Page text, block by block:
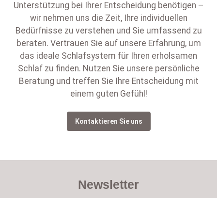
Unterstützung bei Ihrer Entscheidung benötigen –
wir nehmen uns die Zeit, Ihre individuellen
Bedürfnisse zu verstehen und Sie umfassend zu
beraten. Vertrauen Sie auf unsere Erfahrung, um
das ideale Schlafsystem für Ihren erholsamen
Schlaf zu finden. Nutzen Sie unsere persönliche
Beratung und treffen Sie Ihre Entscheidung mit
einem guten Gefühl!
Kontaktieren Sie uns
Newsletter